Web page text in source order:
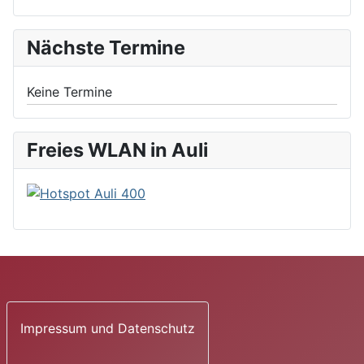
Nächste Termine
Keine Termine
Freies WLAN in Auli
Impressum und Datenschutz